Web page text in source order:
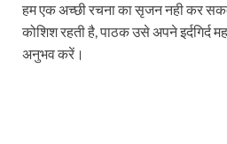
हम एक अच्छी रचना का सृजन नही कर
कोशिश रहती है, पाठक उसे अपने इर्दगिर्द
अनुभव करें।